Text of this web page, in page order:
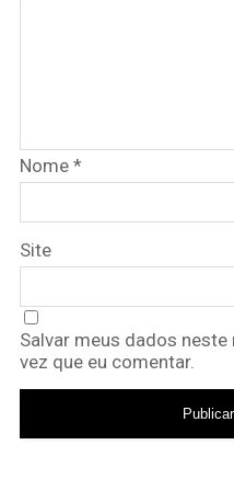
Nome *
Site
Salvar meus dados
vez que eu comentar.